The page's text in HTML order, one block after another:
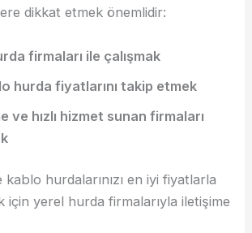
dikkat etmek önemlidir:
firmaları ile çalışmak
hurda fiyatlarını takip etmek
ve hızlı hizmet sunan firmaları
kablo hurdalarınızı en iyi fiyatlarla
için yerel hurda firmalarıyla iletişime